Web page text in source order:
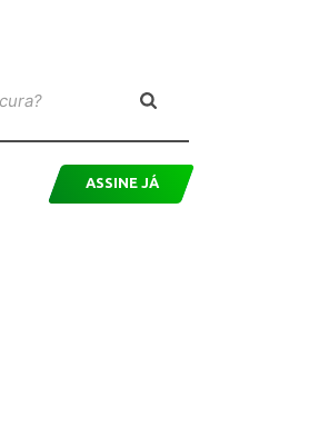
ASSINE JÁ